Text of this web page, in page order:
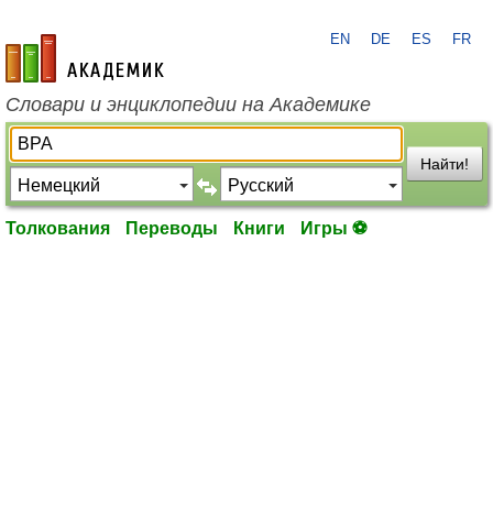
academic.ru
EN DE ES FR
Словари и энциклопедии на Академике
Найти!
Толкования Переводы Книги Игры ⚽